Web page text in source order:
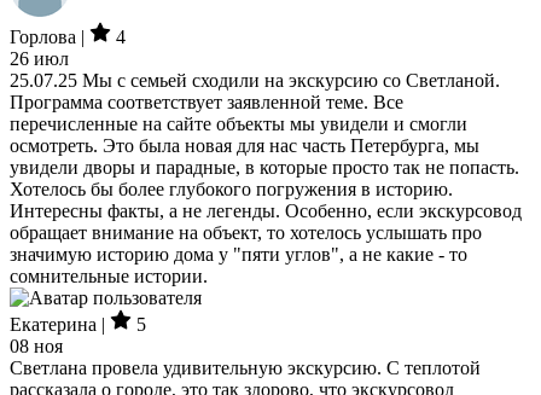
Горлова |
4
26 июл
25.07.25 Мы с семьей сходили на экскурсию со Светланой.
Программа соответствует заявленной теме. Все
перечисленные на сайте объекты мы увидели и смогли
осмотреть. Это была новая для нас часть Петербурга, мы
увидели дворы и парадные, в которые просто так не попасть.
Хотелось бы более глубокого погружения в историю.
Интересны факты, а не легенды. Особенно, если экскурсовод
обращает внимание на объект, то хотелось услышать про
значимую историю дома у "пяти углов", а не какие - то
сомнительные истории.
Екатерина |
5
08 ноя
Светлана провела удивительную экскурсию. С теплотой
рассказала о городе, это так здорово, что экскурсовод